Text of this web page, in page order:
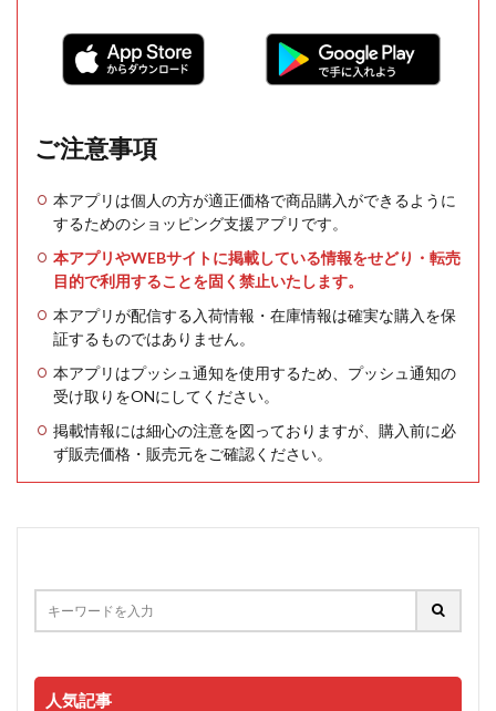
ご注意事項
本アプリは個人の方が適正価格で商品購入ができるように
するためのショッピング支援アプリです。
本アプリやWEBサイトに掲載している情報をせどり・転売
目的で利用することを固く禁止いたします。
本アプリが配信する入荷情報・在庫情報は確実な購入を保
証するものではありません。
本アプリはプッシュ通知を使用するため、プッシュ通知の
受け取りをONにしてください。
掲載情報には細心の注意を図っておりますが、購入前に必
ず販売価格・販売元をご確認ください。
人気記事